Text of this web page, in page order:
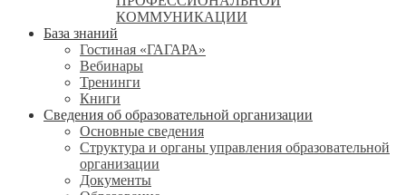
КОММУНИКАЦИИ
База знаний
Гостиная «ГАГАРА»
Вебинары
Тренинги
Книги
Сведения об образовательной организации
Основные сведения
Структура и органы управления образовательной
организации
Документы